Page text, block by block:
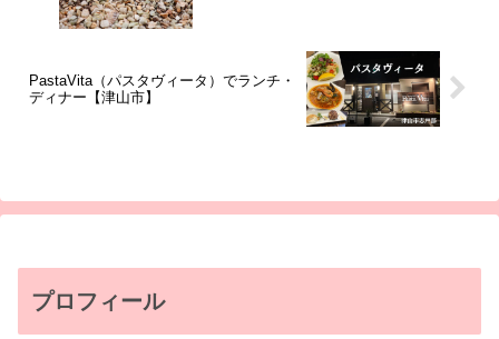
PastaVita（パスタヴィータ）でランチ・
ディナー【津山市】
プロフィール